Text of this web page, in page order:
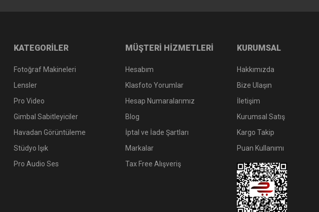
KATEGORİLER
Fotoğraf Makineleri
Lensler
Pro Video
Gimbal Sabitleyiciler
Havadan Görüntüleme
Stüdyo Işık
Pro Audio Ses
MÜŞTERİ HİZMETLERİ
Hesabım
Klasfoto Yorumlar
Hesap Numaralarımız
Blog
İptal ve İade Şartları
Markalar
Tax Free Alışveriş
KURUMSAL
Hakkımızda
Bize Ulaşın
İletişim
Kurumsal Satış
Kargo Takip
Puan Kullanımı